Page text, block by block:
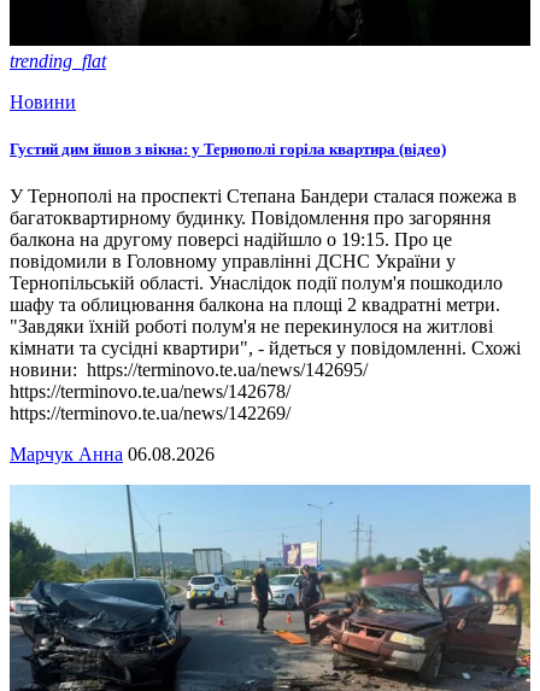
trending_flat
Новини
Густий дим йшов з вікна: у Тернополі горіла квартира (відео)
У Тернополі на проспекті Степана Бандери сталася пожежа в
багатоквартирному будинку. Повідомлення про загоряння
балкона на другому поверсі надійшло о 19:15. Про це
повідомили в Головному управлінні ДСНС України у
Тернопільській області. Унаслідок події полум'я пошкодило
шафу та облицювання балкона на площі 2 квадратні метри.
"Завдяки їхній роботі полум'я не перекинулося на житлові
кімнати та сусідні квартири", - йдеться у повідомленні. Схожі
новини: https://terminovo.te.ua/news/142695/
https://terminovo.te.ua/news/142678/
https://terminovo.te.ua/news/142269/
Марчук Анна 06.08.2026